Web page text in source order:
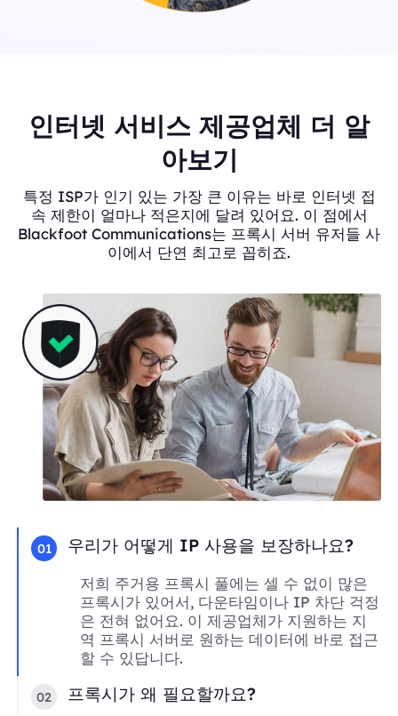
인터넷 서비스 제공업체 더 알
아보기
특정 ISP가 인기 있는 가장 큰 이유는 바로 인터넷 접
속 제한이 얼마나 적은지에 달려 있어요. 이 점에서
Blackfoot Communications는 프록시 서버 유저들 사
이에서 단연 최고로 꼽히죠.
01 우리가 어떻게 IP 사용을 보장하나요?
저희 주거용 프록시 풀에는 셀 수 없이 많은
프록시가 있어서, 다운타임이나 IP 차단 걱정
은 전혀 없어요. 이 제공업체가 지원하는 지
역 프록시 서버로 원하는 데이터에 바로 접근
할 수 있답니다.
02 프록시가 왜 필요할까요?